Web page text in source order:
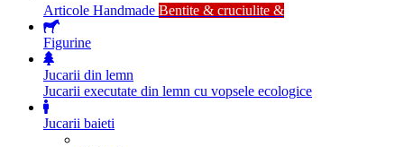
Articole Handmade Bentite & cruciulite &
Figurine
Jucarii din lemn
Jucarii executate din lemn cu vopsele ecologice
Jucarii baieti